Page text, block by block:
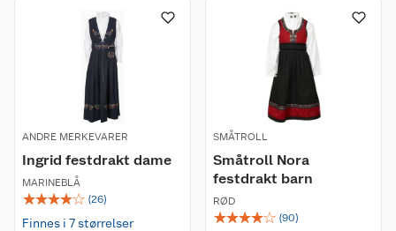
ANDRE MERKEVARER
Ingrid festdrakt dame
MARINEBLÅ
☆☆☆☆☆ (26)
Finnes i 7 størrelser
SMÅTROLL
Småtroll Nora
festdrakt barn
RØD
☆☆☆☆☆ (90)
Våre butikker
Våre merkevarer
Coop kjeder
Kundeservice
Kontakt oss
Angre- og returrett
Reklamasjon og garanti
Ofte stilte spørsmål
Betalingsalternativer